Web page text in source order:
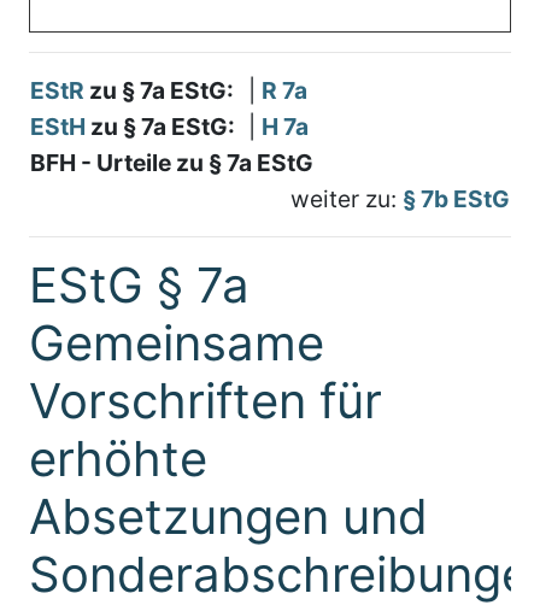
EStR zu § 7a EStG:
R 7a
EStH zu § 7a EStG:
H 7a
BFH - Urteile zu § 7a EStG
weiter zu: § 7b EStG
EStG § 7a
Gemeinsame
Vorschriften für
erhöhte
Absetzungen und